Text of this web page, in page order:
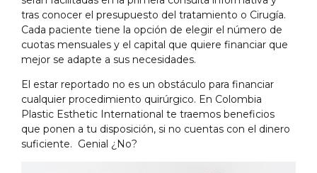
tras conocer el presupuesto del tratamiento o Cirugía.
Cada paciente tiene la opción de elegir el número de
cuotas mensuales y el capital que quiere financiar que
mejor se adapte a sus necesidades.
El estar reportado no es un obstáculo para financiar
cualquier procedimiento quirúrgico. En Colombia
Plastic Esthetic International te traemos beneficios
que ponen a tu disposición, si no cuentas con el dinero
suficiente. Genial ¿No?